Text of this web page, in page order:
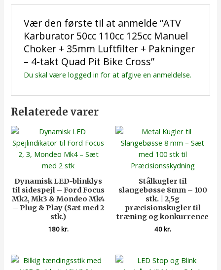
Vær den første til at anmelde “ATV
Karburator 50cc 110cc 125cc Manuel
Choker + 35mm Luftfilter + Pakninger
– 4-takt Quad Pit Bike Cross”
Du skal være logged in for at afgive en anmeldelse.
Relaterede varer
Dynamisk LED-blinklys
til sidespejl – Ford Focus
Mk2, Mk3 & Mondeo Mk4
– Plug & Play (Sæt med 2
stk.)
180kr.
Stålkugler til
slangebøsse 8mm – 100
stk. | 2,5g
præcisionskugler til
træning og konkurrence
40kr.